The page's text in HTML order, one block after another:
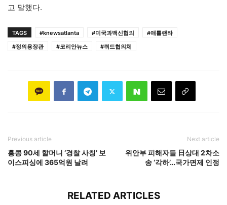
고 말했다.
TAGS #knewsatlanta #미국과백신협의
#애틀랜타
#정의용장관
#코리안뉴스 #쿼드협의체
Previous article
홍콩 90세 할머니 ‘경찰 사칭’ 보
이스피싱에 365억원 날려
Next article
위안부 피해자들 日상대 2차소
송 ‘각하’…국가면제 인정
RELATED ARTICLES